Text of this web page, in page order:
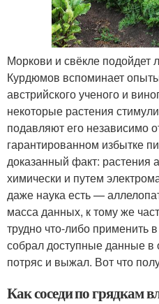
Моркови и свёкле подойдет
Курдюмов вспоминает
австрийского ученого и
некоторые растения
подавляют его независимо
гарантированном избытке
доказанный факт: растения
химически и путем
даже наука есть —
масса данных, к тому же
трудно что-либо применить
собрал доступные данные
потряс и выжал. Вот что
Как соседи по грядкам